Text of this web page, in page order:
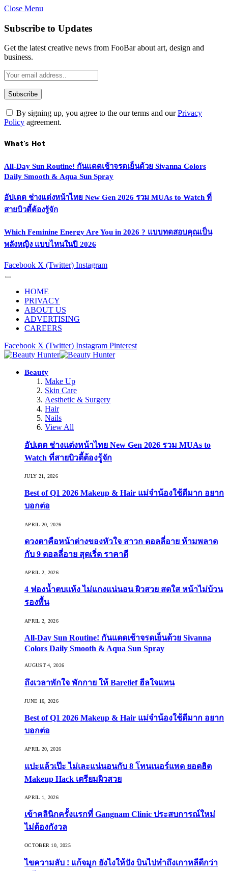
Close Menu
Subscribe to Updates
Get the latest creative news from FooBar about art, design and
business.
By signing up, you agree to the our terms and ourPrivacy
Policy agreement.
What's Hot
All-Day Sun Routine! กันแดดเช้าจรดเย็นด้วย Sivanna Colors
Daily Smooth & Aqua Sun Spray
อัปเดต ช่างแต่งหน้าไทย New Gen 2026 รวม MUAs to Watch ที่
สายบิวตี้ต้องรู้จัก
Which Feminine Energy Are You in 2026 ? แบบทดสอบคุณเป็น
พลังหญิง แบบไหนในปี 2026
Facebook X (Twitter) Instagram
HOME
PRIVACY
ABOUT US
ADVERTISING
CAREERS
Facebook X (Twitter) Instagram Pinterest
Beauty
Make Up
Skin Care
Aesthetic & Surgery
Hair
Nails
View All
อัปเดต ช่างแต่งหน้าไทย New Gen 2026 รวม MUAs to
Watch ที่สายบิวตี้ต้องรู้จัก
JULY 21, 2026
Best of Q1 2026 Makeup & Hair แม่จ๋าน้องใช้ดีมาก อยาก
บอกต่อ
APRIL 20, 2026
ดวงตาคือหน้าต่างของหัวใจ สาวก ดอลลี่อาย ห้ามพลาด
กับ 9 ดอลลี่อาย สุดเริ่ด ราคาดี
APRIL 2, 2026
4 ฟองน้ำตบแห้ง ไม่แกงแน่นอน ผิวสวย สดใส หน้าไม่บ้วน
รองพื้น
APRIL 2, 2026
All-Day Sun Routine! กันแดดเช้าจรดเย็นด้วย Sivanna
Colors Daily Smooth & Aqua Sun Spray
AUGUST 4, 2026
ถึงเวลาพักใจ พักกาย ให้ Barelief ฮีลใจแทน
JUNE 16, 2026
Best of Q1 2026 Makeup & Hair แม่จ๋าน้องใช้ดีมาก อยาก
บอกต่อ
APRIL 20, 2026
แปะแล้วเป๊ะ ไม่เละแน่นอนกับ 8 โทนเนอร์แพด ยอดฮิต
Makeup Hack เตรียมผิวสวย
APRIL 1, 2026
เข้าคลินิกครั้งแรกที่ Gangnam Clinic ประสบการณ์ใหม่
ไม่ต้องกังวล
OCTOBER 10, 2025
ไขความลับ ! แก้จมูก ยังไงให้ปัง บินไปทำถึงเกาหลีดีกว่า